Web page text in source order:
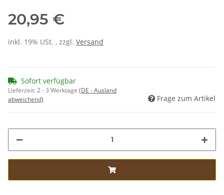
20,95 €
inkl. 19% USt. , zzgl. Versand
Sofort verfügbar
Lieferzeit:2 - 3 Werktage (DE - Ausland
abweichend)
Frage zum Artikel